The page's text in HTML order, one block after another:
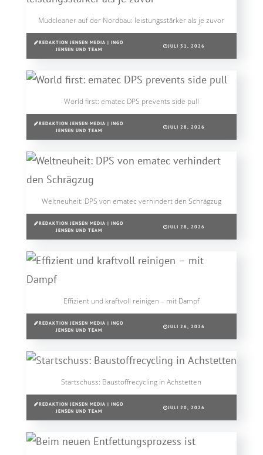
Mudcleaner auf der Nordbau: leistungsstärker als je zuvor
REDAKTION JENSEN MEDIA | INGO
JENSEN UND TEAM
JULI 31, 2026
World first: ematec DPS prevents side pull
REDAKTION JENSEN MEDIA | INGO
JENSEN UND TEAM
JULI 28, 2026
Weltneuheit: DPS von ematec verhindert den Schrägzug
REDAKTION JENSEN MEDIA | INGO
JENSEN UND TEAM
JULI 28, 2026
Effizient und kraftvoll reinigen – mit Dampf
REDAKTION JENSEN MEDIA | INGO
JENSEN UND TEAM
JULI 26, 2026
Startschuss: Baustoffrecycling in Achstetten
REDAKTION JENSEN MEDIA | INGO
JENSEN UND TEAM
JULI 20, 2026